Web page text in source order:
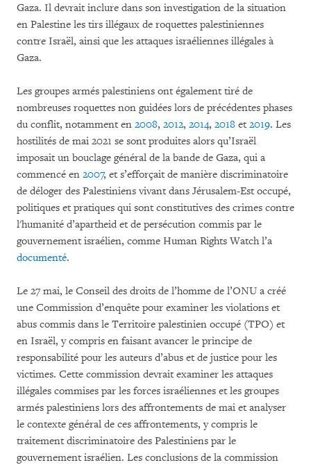
Gaza. Il devrait inclure dans son investigation de la situation
en Palestine les tirs illégaux de roquettes palestiniennes
contre Israël, ainsi que les attaques israéliennes illégales à
Gaza.
Les groupes armés palestiniens ont également tiré de
nombreuses roquettes non guidées lors de précédentes phases
du conflit, notamment en 2008, 2012, 2014, 2018 et 2019. Les
hostilités de mai 2021 se sont produites alors qu’Israël
imposait un bouclage général de la bande de Gaza, qui a
commencé en 2007, et s’efforçait de manière discriminatoire
de déloger des Palestiniens vivant dans Jérusalem-Est occupé,
politiques et pratiques qui sont constitutives des crimes contre
l'humanité d’apartheid et de persécution commis par le
gouvernement israélien, comme Human Rights Watch l’a
documenté.
Le 27 mai, le Conseil des droits de l’homme de l’ONU a créé
une Commission d’enquête pour examiner les violations et
abus commis dans le Territoire palestinien occupé (TPO) et
en Israël, y compris en faisant avancer le principe de
responsabilité pour les auteurs d’abus et de justice pour les
victimes. Cette commission devrait examiner les attaques
illégales commises par les forces israéliennes et les groupes
armés palestiniens lors des affrontements de mai et analyser
le contexte général de ces affrontements, y compris le
traitement discriminatoire des Palestiniens par le
gouvernement israélien. Les conclusions de la commission